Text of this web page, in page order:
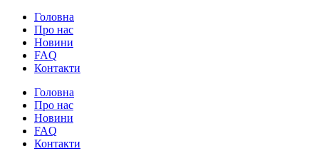
Головна
Про нас
Новини
FAQ
Контакти
Головна
Про нас
Новини
FAQ
Контакти